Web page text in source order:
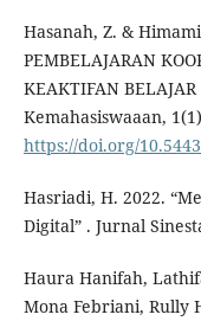
Hasanah, Z. &
PEMBELAJARAN
KEAKTIFAN
Kemahasiswaaan,
https://doi.org/
Hasriadi, H. 2022.
Digital” . Jurnal
Haura Hanifah,
Mona Febriani, Rully